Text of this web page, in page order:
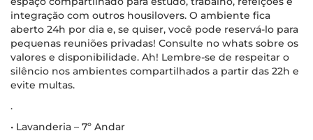
integração com outros housilovers. O ambiente fica
aberto 24h por dia e, se quiser, você pode reservá-lo para
pequenas reuniões privadas! Consulte no whats sobre os
valores e disponibilidade. Ah! Lembre-se de respeitar o
silêncio nos ambientes compartilhados a partir das 22h e
evite multas.
.
• Lavanderia – 7º Andar